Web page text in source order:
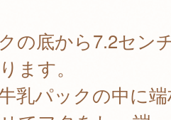
の底から7.2セン
ます。
乳パックの中に